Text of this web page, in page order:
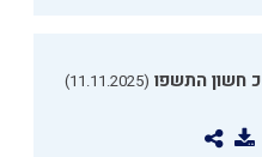
כ חשון התשפו (11.11.2025)